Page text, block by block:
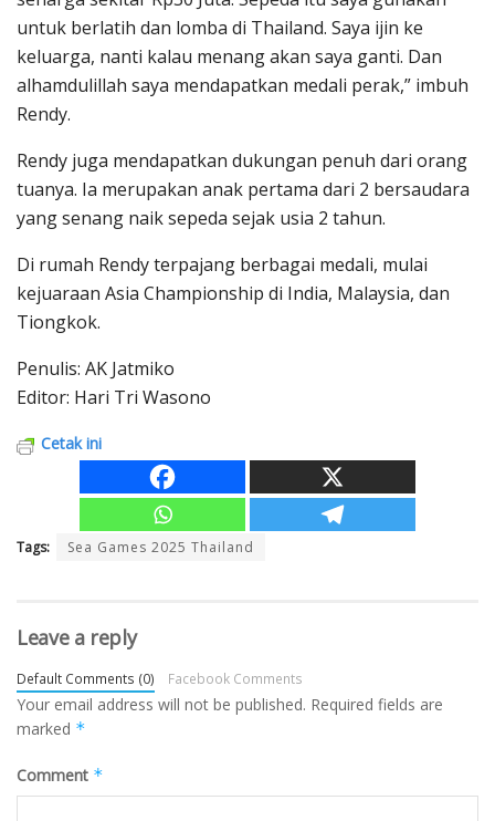
untuk berlatih dan lomba di Thailand. Saya ijin ke
keluarga, nanti kalau menang akan saya ganti. Dan
alhamdulillah saya mendapatkan medali perak,” imbuh
Rendy.
Rendy juga mendapatkan dukungan penuh dari orang
tuanya. Ia merupakan anak pertama dari 2 bersaudara
yang senang naik sepeda sejak usia 2 tahun.
Di rumah Rendy terpajang berbagai medali, mulai
kejuaraan Asia Championship di India, Malaysia, dan
Tiongkok.
Penulis: AK Jatmiko
Editor: Hari Tri Wasono
Cetak ini
Tags: Sea Games 2025 Thailand
Leave a reply
Default Comments (0) Facebook Comments
Your email address will not be published. Required fields are
marked *
Comment *